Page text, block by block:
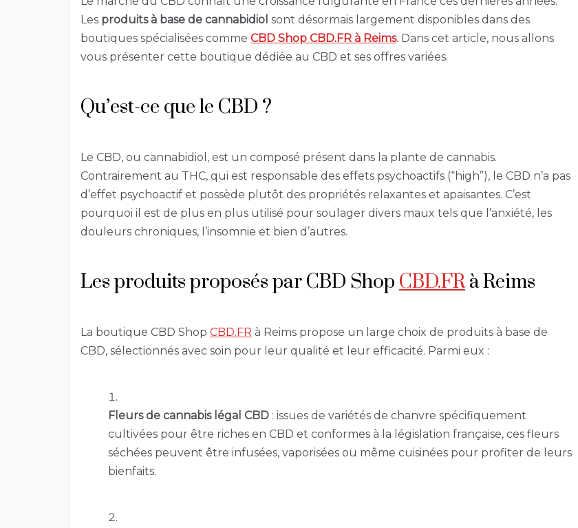
Les produits à base de cannabidiol sont désormais largement disponibles dans des
boutiques spécialisées comme CBD Shop CBD.FR à Reims. Dans cet article, nous allons
vous présenter cette boutique dédiée au CBD et ses offres variées.
Qu’est-ce que le CBD ?
Le CBD, ou cannabidiol, est un composé présent dans la plante de cannabis.
Contrairement au THC, qui est responsable des effets psychoactifs (“high”), le CBD n’a pas
d’effet psychoactif et possède plutôt des propriétés relaxantes et apaisantes. C’est
pourquoi il est de plus en plus utilisé pour soulager divers maux tels que l’anxiété, les
douleurs chroniques, l’insomnie et bien d’autres.
Les produits proposés par CBD Shop CBD.FRà Reims
La boutique CBD Shop CBD.FR à Reims propose un large choix de produits à base de
CBD, sélectionnés avec soin pour leur qualité et leur efficacité. Parmi eux :
Fleurs de cannabis légal CBD : issues de variétés de chanvre spécifiquement
cultivées pour être riches en CBD et conformes à la législation française, ces fleurs
séchées peuvent être infusées, vaporisées ou même cuisinées pour profiter de leurs
bienfaits.